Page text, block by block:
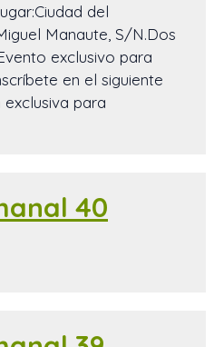
del
Manaute, S/N.Dos
exclusivo para
en el siguiente
para
40